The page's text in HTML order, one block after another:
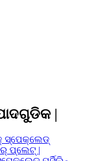
|